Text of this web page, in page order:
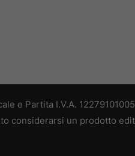
e Partita I.V.A. 12279101005
considerarsi un prodotto